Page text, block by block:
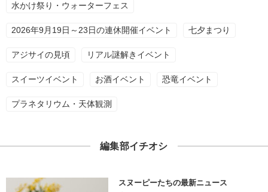
水かけ祭り・ウォーターフェス
2026年9月19日～23日の連休開催イベント 七夕まつり
アジサイの見頃 リアル謎解きイベント
スイーツイベント お酒イベント 恐竜イベント
プラネタリウム・天体観測
編集部イチオシ
スヌーピーたちの最新ニュース